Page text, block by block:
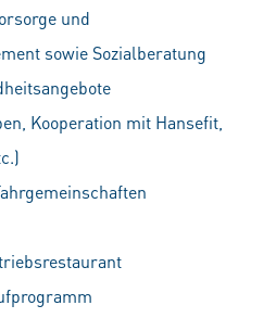
und
sowie Sozialberatung
Kooperation mit Hansefit,